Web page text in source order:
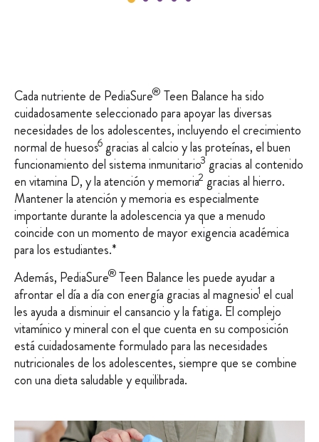
Cada nutriente de PediaSure® Teen Balance ha sido
cuidadosamente seleccionado para apoyar las diversas
necesidades de los adolescentes, incluyendo el crecimiento
normal de huesos6gracias al calcio y las proteínas, el buen
funcionamiento del sistema inmunitario3gracias al contenido
en vitamina D, y la atención y memoria2 gracias al hierro.
Mantener la atención y memoria es especialmente
importante durante la adolescencia ya que a menudo
coincide con un momento de mayor exigencia académica
para los estudiantes.*
Además, PediaSure®Teen Balance les puede ayudar a
afrontar el día a día con energía gracias al magnesio1 el cual
les ayuda a disminuir el cansancio y la fatiga. El complejo
vitamínico y mineral con el que cuenta en su composición
está cuidadosamente formulado para las necesidades
nutricionales de los adolescentes, siempre que se combine
con una dieta saludable y equilibrada.